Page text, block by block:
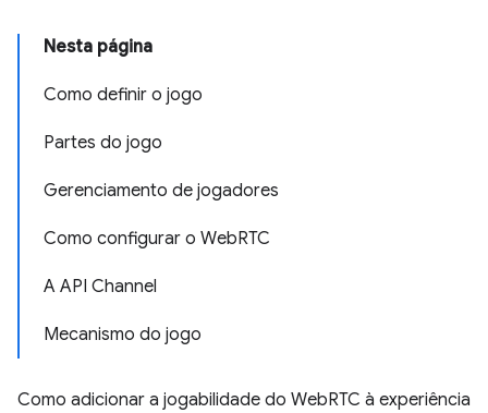
Nesta página
Como definir o jogo
Partes do jogo
Gerenciamento de jogadores
Como configurar o WebRTC
A API Channel
Mecanismo do jogo
Como adicionar a jogabilidade do WebRTC à experiência